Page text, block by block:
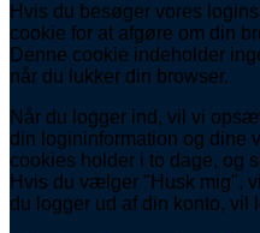
Hvis du besøger vores
cookie for at afgøre om din
Denne cookie indeholder
når du lukker din browser.
Når du logger ind, vil vi
din logininformation og dine
cookies holder i to dage, og
Hvis du vælger "Husk mig",
du logger ud af din konto, vil